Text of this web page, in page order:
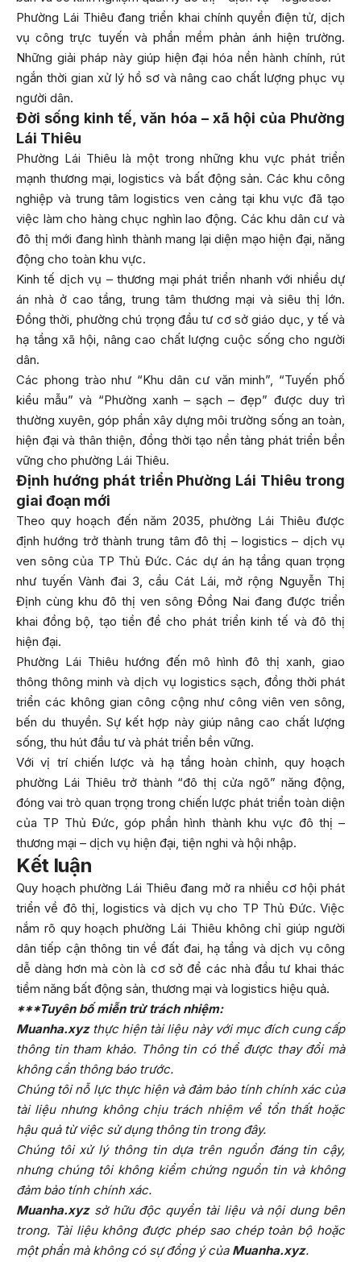
Phường Lái Thiêu đang triển khai chính quyền điện tử, dịch
vụ công trực tuyến và phần mềm phản ánh hiện trường.
Những giải pháp này giúp hiện đại hóa nền hành chính, rút
ngắn thời gian xử lý hồ sơ và nâng cao chất lượng phục vụ
người dân.
Đời sống kinh tế, văn hóa – xã hội của Phường
Lái Thiêu
Phường Lái Thiêu là một trong những khu vực phát triển
mạnh thương mại, logistics và bất động sản. Các khu công
nghiệp và trung tâm logistics ven cảng tại khu vực đã tạo
việc làm cho hàng chục nghìn lao động. Các khu dân cư và
đô thị mới đang hình thành mang lại diện mạo hiện đại, năng
động cho toàn khu vực.
Kinh tế dịch vụ – thương mại phát triển nhanh với nhiều dự
án nhà ở cao tầng, trung tâm thương mại và siêu thị lớn.
Đồng thời, phường chú trọng đầu tư cơ sở giáo dục, y tế và
hạ tầng xã hội, nâng cao chất lượng cuộc sống cho người
dân.
Các phong trào như “Khu dân cư văn minh”, “Tuyến phố
kiểu mẫu” và “Phường xanh – sạch – đẹp” được duy trì
thường xuyên, góp phần xây dựng môi trường sống an toàn,
hiện đại và thân thiện, đồng thời tạo nền tảng phát triển bền
vững cho phường Lái Thiêu.
Định hướng phát triển Phường Lái Thiêu trong
giai đoạn mới
Theo quy hoạch đến năm 2035, phường Lái Thiêu được
định hướng trở thành trung tâm đô thị – logistics – dịch vụ
ven sông của TP Thủ Đức. Các dự án hạ tầng quan trọng
như tuyến Vành đai 3, cầu Cát Lái, mở rộng Nguyễn Thị
Định cùng khu đô thị ven sông Đồng Nai đang được triển
khai đồng bộ, tạo tiền đề cho phát triển kinh tế và đô thị
hiện đại.
Phường Lái Thiêu hướng đến mô hình đô thị xanh, giao
thông thông minh và dịch vụ logistics sạch, đồng thời phát
triển các không gian công cộng như công viên ven sông,
bến du thuyền. Sự kết hợp này giúp nâng cao chất lượng
sống, thu hút đầu tư và phát triển bền vững.
Với vị trí chiến lược và hạ tầng hoàn chỉnh, quy hoạch
phường Lái Thiêu trở thành “đô thị cửa ngõ” năng động,
đóng vai trò quan trọng trong chiến lược phát triển toàn diện
của TP Thủ Đức, góp phần hình thành khu vực đô thị –
thương mại – dịch vụ hiện đại, tiện nghi và hội nhập.
Kết luận
Quy hoạch phường Lái Thiêu đang mở ra nhiều cơ hội phát
triển về đô thị, logistics và dịch vụ cho TP Thủ Đức. Việc
nắm rõ quy hoạch phường Lái Thiêu không chỉ giúp người
dân tiếp cận thông tin về đất đai, hạ tầng và dịch vụ công
dễ dàng hơn mà còn là cơ sở để các nhà đầu tư khai thác
tiềm năng bất động sản, thương mại và logistics hiệu quả.
***Tuyên bố miễn trừ trách nhiệm:
Muanha.xyzthực hiện tài liệu này với mục đích cung cấp
thông tin tham khảo. Thông tin có thể được thay đổi mà
không cần thông báo trước.
Chúng tôi nỗ lực thực hiện và đảm bảo tính chính xác của
tài liệu nhưng không chịu trách nhiệm về tổn thất hoặc
hậu quả từ việc sử dụng thông tin trong đây.
Chúng tôi xử lý thông tin dựa trên nguồn đáng tin cậy,
nhưng chúng tôi không kiểm chứng nguồn tin và không
đảm bảo tính chính xác.
Muanha.xyzsở hữu độc quyền tài liệu và nội dung bên
trong. Tài liệu không được phép sao chép toàn bộ hoặc
một phần mà không có sự đồng ý của Muanha.xyz.